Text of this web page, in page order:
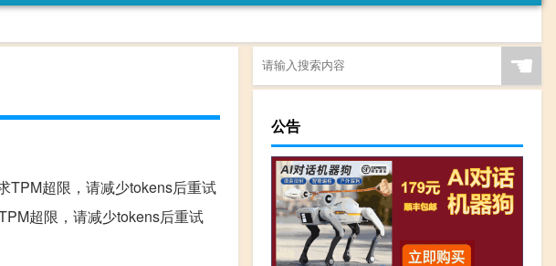
TPM超限，请减少tokens后重试
超限，请减少tokens后重试
☚
公告